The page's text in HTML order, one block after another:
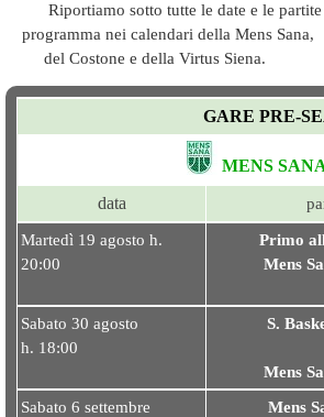
Riportiamo sotto tutte le date e le partite
programma nei calendari della Mens Sana,
del Costone e della Virtus Siena.
GARE PRE-
MENS
data
Martedì 19 agosto h.
20:00
Primo
Mens
Sabato 30 agosto
h. 18:00
S.
Mens
Sabato 6 settembre
Mens